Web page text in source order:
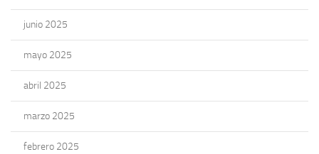
junio 2025
mayo 2025
abril 2025
marzo 2025
febrero 2025